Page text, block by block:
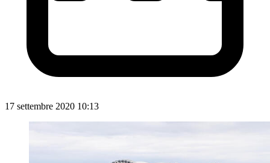
17 settembre 2020 10:13